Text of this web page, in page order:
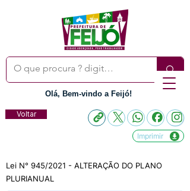
Olá, Bem-vindo a Feijó!
Voltar
Imprimir
Lei N° 945/2021 - ALTERAÇÃO DO PLANO
PLURIANUAL